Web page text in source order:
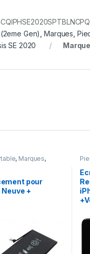
Gen) ,Marques
SE 2020
, Marques,
,
Batteries et
pour
+